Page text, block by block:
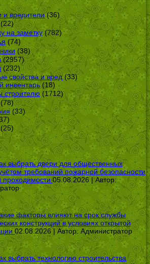
и вредители(36)
на заметку(782)
(74)
(38)
(2957)
(232)
свойства и вред(33)
инвентарь(18)
строителю (1712)
(33)
выбрать двери для общественных
требований пожарной безопасности
проходимости 05.08.2026 | Автор:
факторы влияют на срок службы
конструкций в условиях открытой
02.08.2026 | Автор: Администратор
выбрать технологию строительства